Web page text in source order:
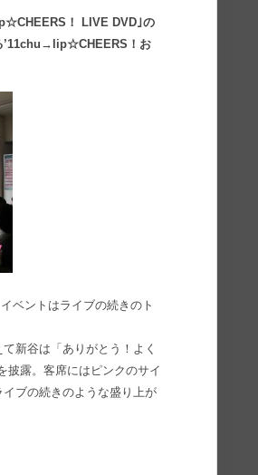
！ LIVE DVD｣の
’11chu→lip☆CHEERS！お
ベントはライブの続きのト
新谷は「ありがとう！よく
披露。客席にはピンクのサイ
ブの続きのような盛り上が